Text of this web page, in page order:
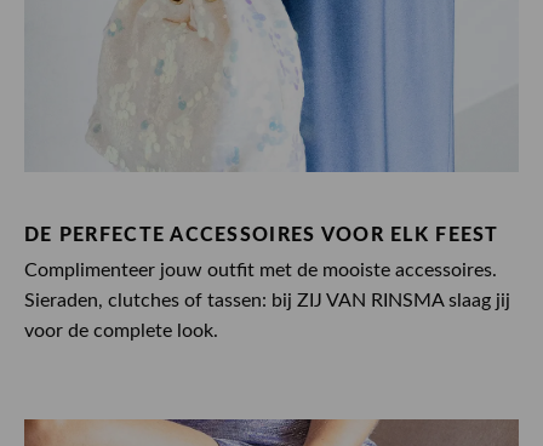
DE PERFECTE ACCESSOIRES VOOR ELK FEEST
Complimenteer jouw outfit met de mooiste accessoires.
Sieraden, clutches of tassen: bij ZIJ VAN RINSMA slaag jij
voor de complete look.